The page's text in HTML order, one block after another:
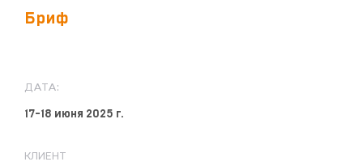
ДАТА:
17-18 июня 2025 г.
КЛИЕНТ
Бриф